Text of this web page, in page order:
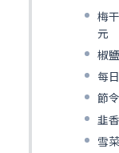
梅
元
椒
每
節
韭
雪